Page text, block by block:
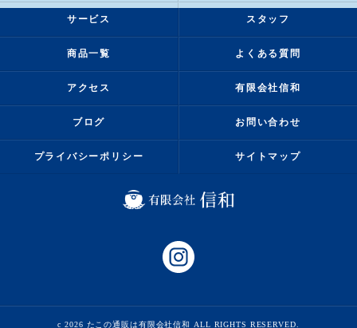
サービス スタッフ
商品一覧 よくある質問
アクセス 有限会社信和
ブログ お問い合わせ
プライバシーポリシー サイトマップ
c 2026 たこの通販は有限会社信和 ALL RIGHTS RESERVED.